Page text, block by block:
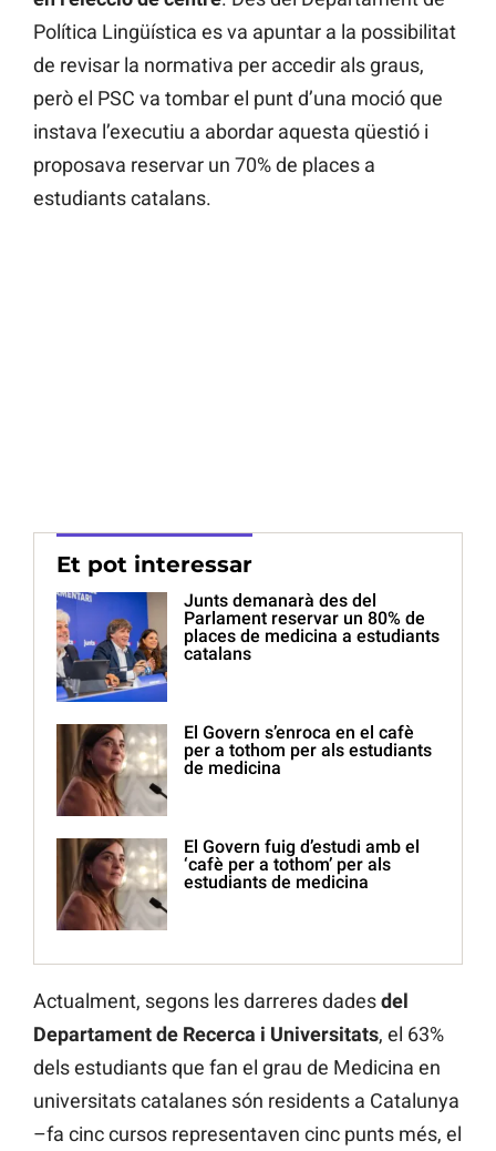
Política Lingüística es va apuntar a la possibilitat
de revisar la normativa per accedir als graus,
però el PSC va tombar el punt d’una moció que
instava l’executiu a abordar aquesta qüestió i
proposava reservar un 70% de places a
estudiants catalans.
Et pot interessar
Junts demanarà des del
Parlament reservar un 80% de
places de medicina a estudiants
catalans
El Govern s’enroca en el cafè
per a tothom per als estudiants
de medicina
El Govern fuig d’estudi amb el
‘cafè per a tothom’ per als
estudiants de medicina
Actualment, segons les darreres dadesdel
Departament de Recerca i Universitats, el 63%
dels estudiants que fan el grau de Medicina en
universitats catalanes són residents a Catalunya
–fa cinc cursos representaven cinc punts més, el